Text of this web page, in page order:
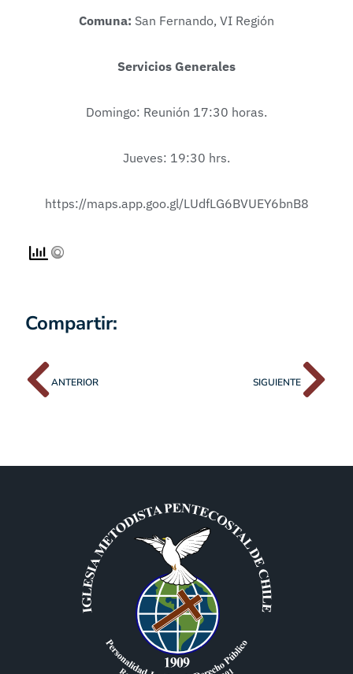
Comuna: San Fernando, VI Región
Servicios Generales
Domingo: Reunión 17:30 horas.
Jueves: 19:30 hrs.
https://maps.app.goo.gl/LUdfLG6BVUEY6bnB8
Compartir:
ANTERIOR SIGUIENTE